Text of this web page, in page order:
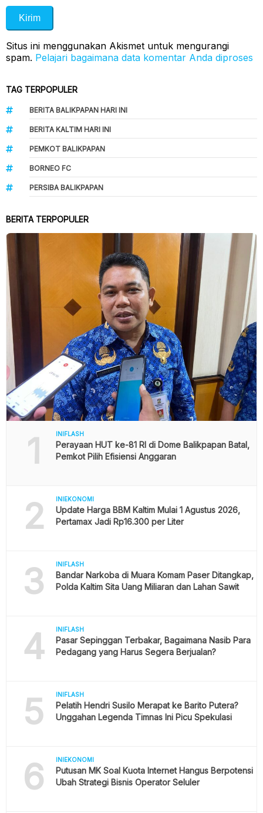
Situs ini menggunakan Akismet untuk mengurangi
spam. Pelajari bagaimana data komentar Anda diproses
TAG TERPOPULER
BERITA BALIKPAPAN HARI INI
BERITA KALTIM HARI INI
PEMKOT BALIKPAPAN
BORNEO FC
PERSIBA BALIKPAPAN
BERITA TERPOPULER
1 INIFLASH
Perayaan HUT ke-81 RI di Dome Balikpapan Batal,
Pemkot Pilih Efisiensi Anggaran
2 INIEKONOMI
Update Harga BBM Kaltim Mulai 1 Agustus 2026,
Pertamax Jadi Rp16.300 per Liter
3 INIFLASH
Bandar Narkoba di Muara Komam Paser Ditangkap,
Polda Kaltim Sita Uang Miliaran dan Lahan Sawit
4 INIFLASH
Pasar Sepinggan Terbakar, Bagaimana Nasib Para
Pedagang yang Harus Segera Berjualan?
5 INIFLASH
Pelatih Hendri Susilo Merapat ke Barito Putera?
Unggahan Legenda Timnas Ini Picu Spekulasi
6 INIEKONOMI
Putusan MK Soal Kuota Internet Hangus Berpotensi
Ubah Strategi Bisnis Operator Seluler